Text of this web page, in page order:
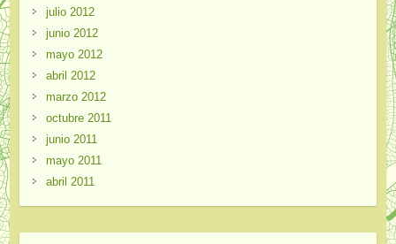
julio 2012
junio 2012
mayo 2012
abril 2012
marzo 2012
octubre 2011
junio 2011
mayo 2011
abril 2011